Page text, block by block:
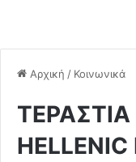
Αρχική / Κοινωνικά
ΤΕΡΑΣΤΙΑ
HELLENIC